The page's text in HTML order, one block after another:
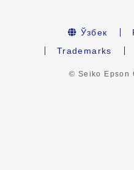
Ўзбек
Trademarks
© Seiko Epson